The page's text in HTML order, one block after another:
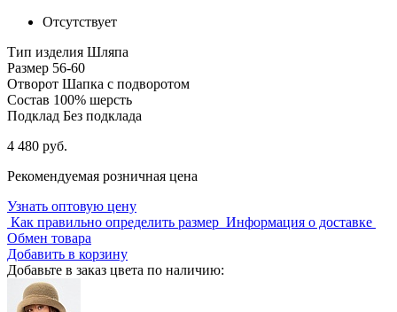
Отсутствует
Тип изделия Шляпа
Размер 56-60
Отворот Шапка с подворотом
Состав 100% шерсть
Подклад Без подклада
4 480 руб.
Рекомендуемая розничная цена
Узнать оптовую цену
Как правильно определить размер Информация о доставке
Обмен товара
Добавить в корзину
Добавьте в заказ цвета по наличию: